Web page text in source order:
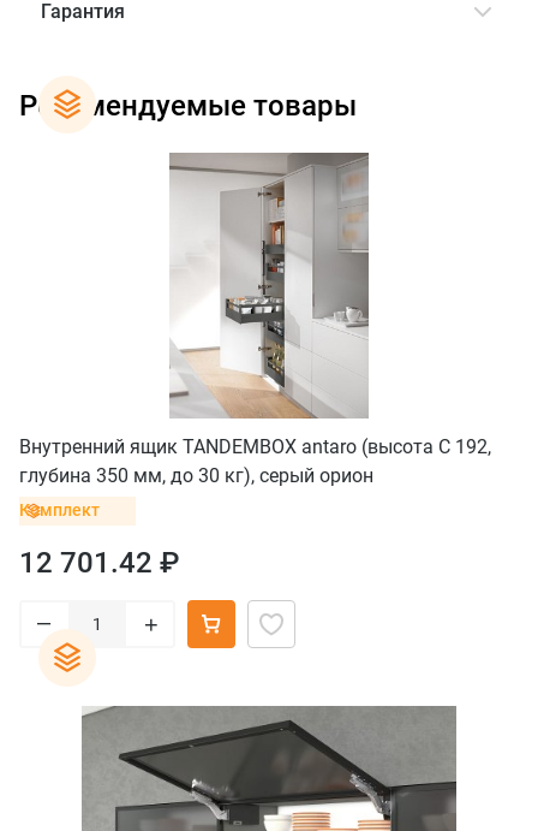
Гарантия
Рекомендуемые товары
Внутренний ящик TANDEMBOX antaro (высота C 192,
глубина 350 мм, до 30 кг), серый орион
Комплект
12 701.42 ₽
– +